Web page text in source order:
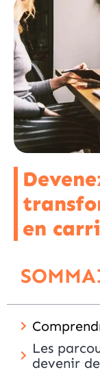
en
Les
devenir